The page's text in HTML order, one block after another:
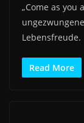
„Come as you
Lebensfreude.
Read More